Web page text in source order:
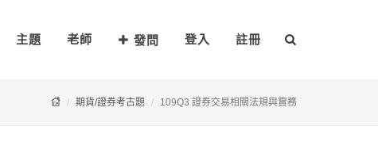
主題 老師 發問 登入 註冊
期貨/證券考古題 109Q3 證券交易相關法規與實務